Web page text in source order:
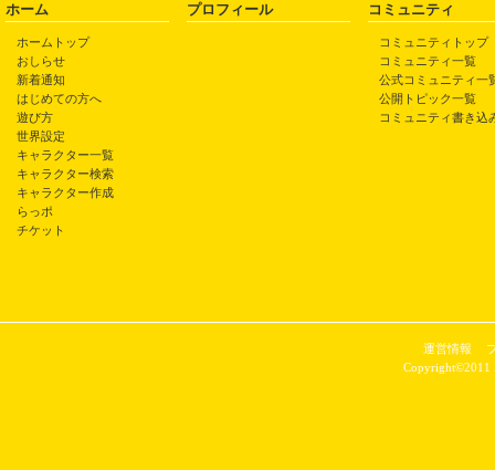
ホーム
ホームトップ
おしらせ
新着通知
はじめての方へ
遊び方
世界設定
キャラクター一覧
キャラクター検索
キャラクター作成
らっポ
チケット
プロフィール コミュニティ
コミュニティトップ
コミュニティ一覧
公式コミュニティ一
公開トピック一覧
コミュニティ書き込
運営情報
Copyright©2011